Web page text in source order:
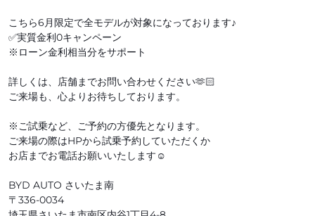
こちら6月限定で全モデルが対象になっております♪
✅実質金利0キャンペーン
※ローン金利相当分をサポート
詳しくは、店舗までお問い合わせください🫶🏻
ご来場も、心よりお待ちしております。
※ご試乗など、ご予約の方優先となります。
ご来場の際はHPから試乗予約していただくか
お店までお電話お願いいたします☺
BYD AUTO さいたま南
〒336-0034